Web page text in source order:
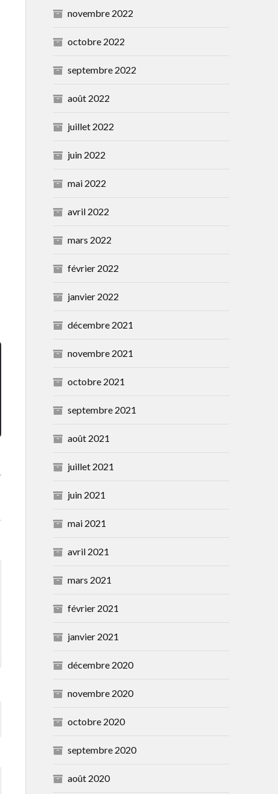
novembre 2022
octobre 2022
septembre 2022
août 2022
juillet 2022
juin 2022
mai 2022
avril 2022
mars 2022
février 2022
janvier 2022
décembre 2021
novembre 2021
octobre 2021
septembre 2021
août 2021
juillet 2021
juin 2021
mai 2021
avril 2021
mars 2021
février 2021
janvier 2021
décembre 2020
novembre 2020
octobre 2020
septembre 2020
août 2020